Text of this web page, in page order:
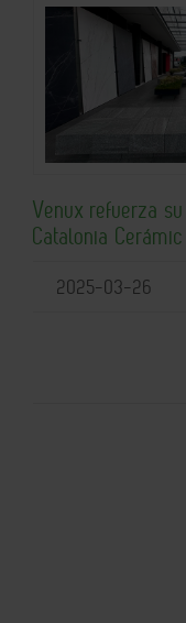
Venux refuerza
Catalonia
2025-03-26